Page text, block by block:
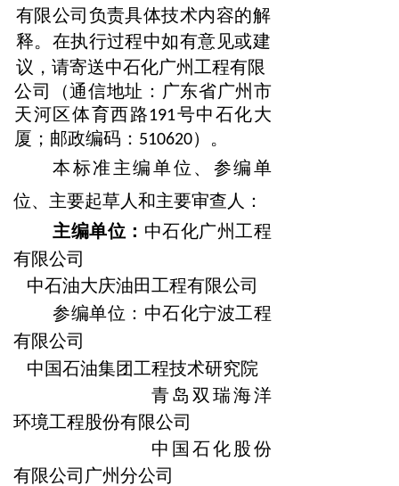
有限公司负责具体技术内容的解
释。在执行过程中如有意见或建
议，请寄送中石化广州工程有限
公司（通信地址：广东省广州市
天河区体育西路 191号中石化大
厦 ； 邮政编码 ：510620）。
本标准主编单位、参编单
位、主要起草人和主要审查人：
主编单位： 中石化广州工程
有限公司
中石油大庆油田工程有限公司
参编单位：中石化宁波工程
有限公司
中国石油集团工程技术研究院
青岛双瑞海洋
环境工程股份有限公司
中国石化股份
有限公司广州分公司